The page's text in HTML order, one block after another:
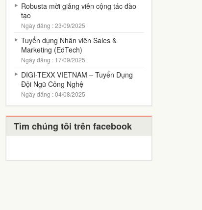
Robusta mời giảng viên cộng tác đào
tạo
Ngày đăng : 23/09/2025
Tuyển dụng Nhân viên Sales &
Marketing (EdTech)
Ngày đăng : 17/09/2025
DIGI-TEXX VIETNAM – Tuyển Dụng
Đội Ngũ Công Nghệ
Ngày đăng : 04/08/2025
Tìm chúng tôi trên facebook